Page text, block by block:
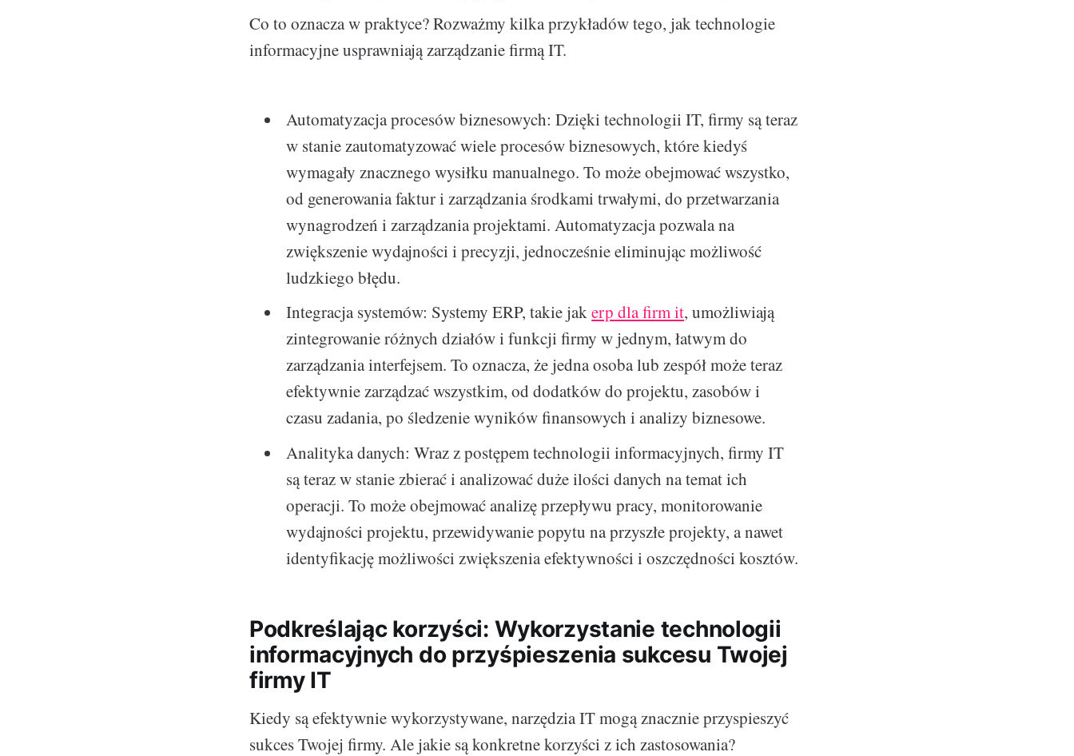
Co to oznacza w praktyce? Rozważmy kilka przykładów tego, jak technologie
informacyjne usprawniają zarządzanie firmą IT.
Automatyzacja procesów biznesowych: Dzięki technologii IT, firmy są teraz
w stanie zautomatyzować wiele procesów biznesowych, które kiedyś
wymagały znacznego wysiłku manualnego. To może obejmować wszystko,
od generowania faktur i zarządzania środkami trwałymi, do przetwarzania
wynagrodzeń i zarządzania projektami. Automatyzacja pozwala na
zwiększenie wydajności i precyzji, jednocześnie eliminując możliwość
ludzkiego błędu.
Integracja systemów: Systemy ERP, takie jakerp dla firm it, umożliwiają
zintegrowanie różnych działów i funkcji firmy w jednym, łatwym do
zarządzania interfejsem. To oznacza, że jedna osoba lub zespół może teraz
efektywnie zarządzać wszystkim, od dodatków do projektu, zasobów i
czasu zadania, po śledzenie wyników finansowych i analizy biznesowe.
Analityka danych: Wraz z postępem technologii informacyjnych, firmy IT
są teraz w stanie zbierać i analizować duże ilości danych na temat ich
operacji. To może obejmować analizę przepływu pracy, monitorowanie
wydajności projektu, przewidywanie popytu na przyszłe projekty, a nawet
identyfikację możliwości zwiększenia efektywności i oszczędności kosztów.
Podkreślając korzyści: Wykorzystanie technologii
informacyjnych do przyśpieszenia sukcesu Twojej
firmy IT
Kiedy są efektywnie wykorzystywane, narzędzia IT mogą znacznie przyspieszyć
sukces Twojej firmy. Ale jakie są konkretne korzyści z ich zastosowania?